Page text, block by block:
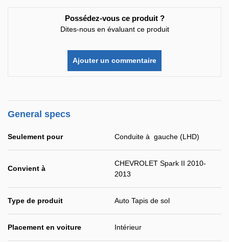
Possédez-vous ce produit ?
Dites-nous en évaluant ce produit
Ajouter un commentaire
General specs
Seulement pour Conduite à gauche (LHD)
Convient à
CHEVROLET Spark II 2010-
2013
Type de produit Auto Tapis de sol
Placement en voiture Intérieur